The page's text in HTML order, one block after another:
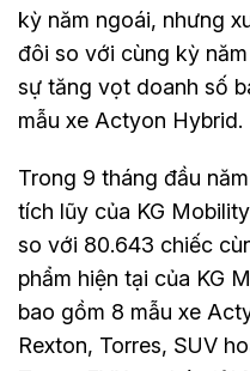
kỳ năm ngoái, nhưng
đôi so với cùng kỳ
sự tăng vọt doanh số
mẫu xe Actyon Hybrid.
Trong 9 tháng đầu
tích lũy của KG
so với 80.643 chiếc
phẩm hiện tại của KG
bao gồm 8 mẫu xe
Rexton, Torres, SUV